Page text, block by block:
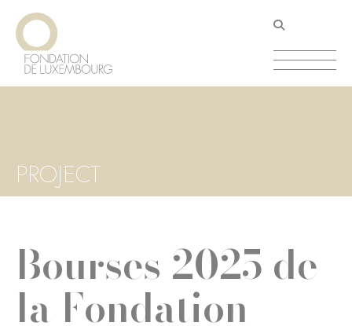
Aller
contenu
principal
PROJECT
Bourses 2025 de
la Fondation
Panneau de gestion des cookies